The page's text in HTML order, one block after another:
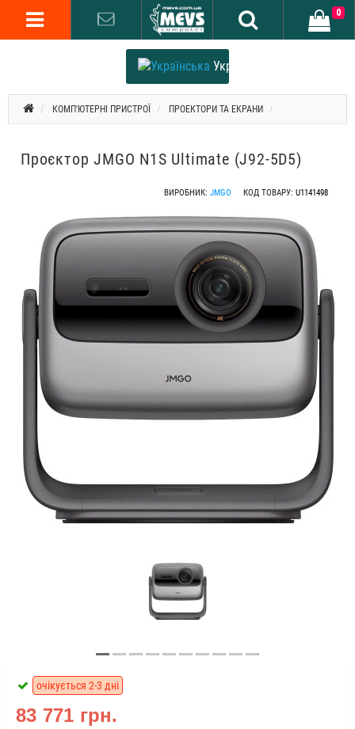
Українська
0
КОМП'ЮТЕРНІ ПРИСТРОЇ ПРОЕКТОРИ ТА ЕКРАНИ
Проєктор JMGO N1S Ultimate (J92-5D5)
ВИРОБНИК: JMGO КОД ТОВАРУ: U1141498
83 771 грн.
очікується 2-3 дні